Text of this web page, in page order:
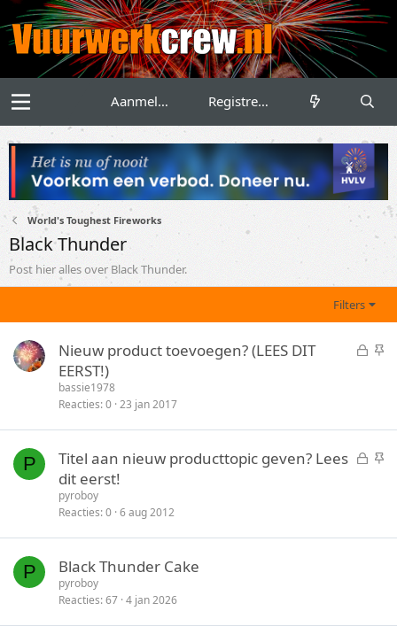
Aanmelden Registreren
World's Toughest Fireworks
Black Thunder
Post hier alles over Black Thunder.
Filters
G
e
S
Nieuw product toevoegen? (LEES DIT
EERST!)
bassie1978
Reacties 0 23 jan 2017
P
G S
Titel aan nieuw producttopic geven? Lees
dit eerst!
pyroboy
Reacties 0 6 aug 2012
P Black Thunder Cake
pyroboy
Reacties 67 4 jan 2026